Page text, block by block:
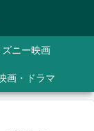
ズニー映画
画・ドラマ